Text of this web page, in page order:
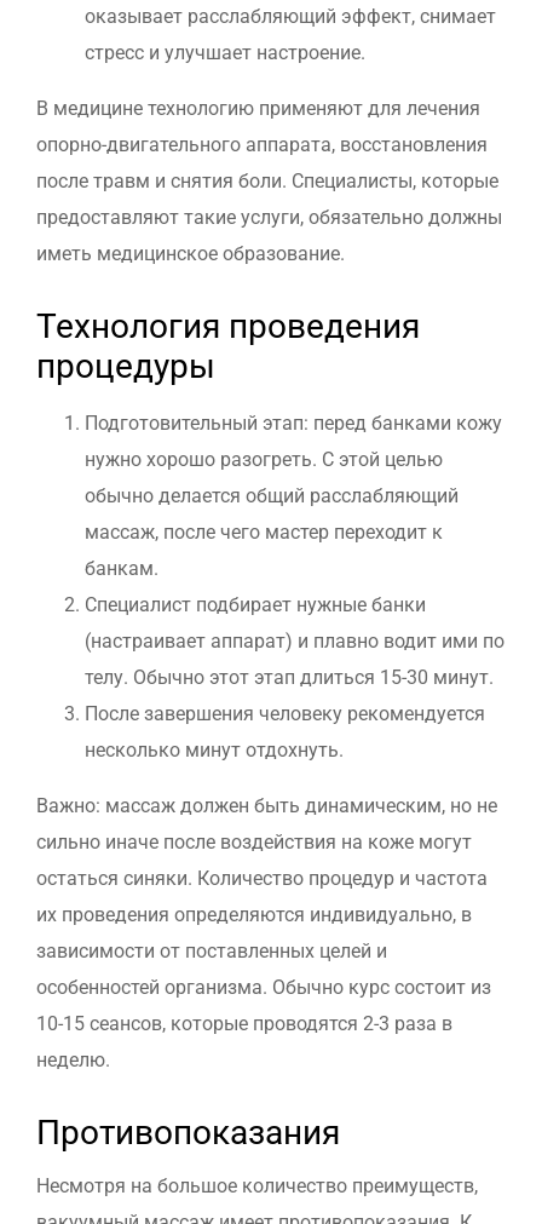
оказывает расслабляющий эффект, снимает
стресс и улучшает настроение.
В медицине технологию применяют для лечения
опорно-двигательного аппарата, восстановления
после травм и снятия боли. Специалисты, которые
предоставляют такие услуги, обязательно должны
иметь медицинское образование.
Технология проведения
процедуры
Подготовительный этап: перед банками кожу
нужно хорошо разогреть. С этой целью
обычно делается общий расслабляющий
массаж, после чего мастер переходит к
банкам.
Специалист подбирает нужные банки
(настраивает аппарат) и плавно водит ими по
телу. Обычно этот этап длиться 15-30 минут.
После завершения человеку рекомендуется
несколько минут отдохнуть.
Важно: массаж должен быть динамическим, но не
сильно иначе после воздействия на коже могут
остаться синяки. Количество процедур и частота
их проведения определяются индивидуально, в
зависимости от поставленных целей и
особенностей организма. Обычно курс состоит из
10-15 сеансов, которые проводятся 2-3 раза в
неделю.
Противопоказания
Несмотря на большое количество преимуществ,